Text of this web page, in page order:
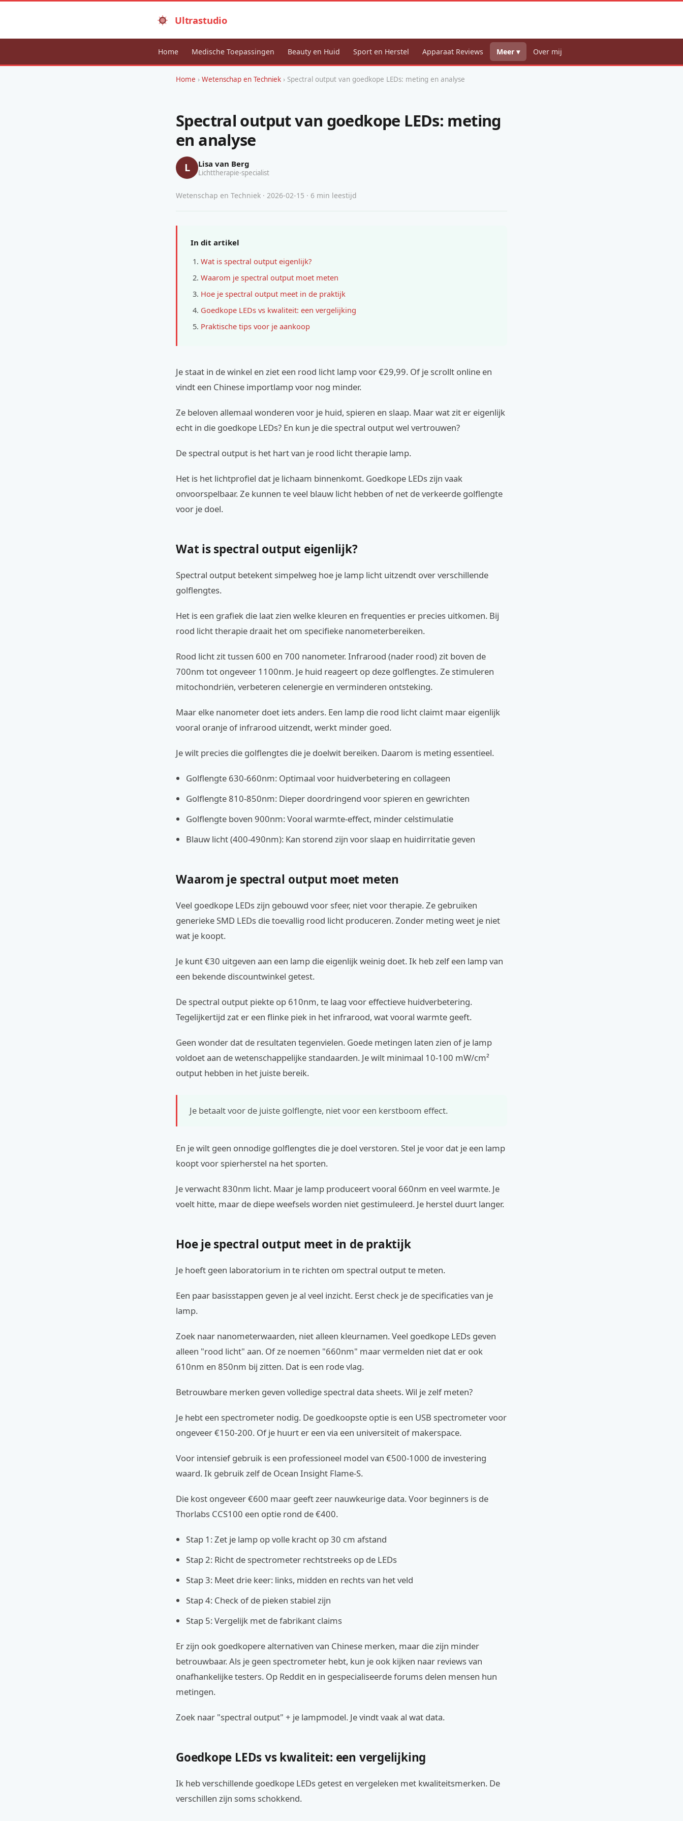
Ultrastudio
Home Medische Toepassingen Beauty en Huid Sport en Herstel Apparaat Reviews Meer ▾ Over mij
Home › Wetenschap en Techniek › Spectral output van goedkope LEDs: meting en analyse
Spectral output van goedkope LEDs: meting
en analyse
L Lisa van Berg
Lichttherapie-specialist
Wetenschap en Techniek · 2026-02-15 · 6 min leestijd
In dit artikel
Wat is spectral output eigenlijk?
Waarom je spectral output moet meten
Hoe je spectral output meet in de praktijk
Goedkope LEDs vs kwaliteit: een vergelijking
Praktische tips voor je aankoop
Je staat in de winkel en ziet een rood licht lamp voor €29,99. Of je scrollt online en
vindt een Chinese importlamp voor nog minder.
Ze beloven allemaal wonderen voor je huid, spieren en slaap. Maar wat zit er eigenlijk
echt in die goedkope LEDs? En kun je die spectral output wel vertrouwen?
De spectral output is het hart van je rood licht therapie lamp.
Het is het lichtprofiel dat je lichaam binnenkomt. Goedkope LEDs zijn vaak
onvoorspelbaar. Ze kunnen te veel blauw licht hebben of net de verkeerde golflengte
voor je doel.
Wat is spectral output eigenlijk?
Spectral output betekent simpelweg hoe je lamp licht uitzendt over verschillende
golflengtes.
Het is een grafiek die laat zien welke kleuren en frequenties er precies uitkomen. Bij
rood licht therapie draait het om specifieke nanometerbereiken.
Rood licht zit tussen 600 en 700 nanometer. Infrarood (nader rood) zit boven de
700nm tot ongeveer 1100nm. Je huid reageert op deze golflengtes. Ze stimuleren
mitochondriën, verbeteren celenergie en verminderen ontsteking.
Maar elke nanometer doet iets anders. Een lamp die rood licht claimt maar eigenlijk
vooral oranje of infrarood uitzendt, werkt minder goed.
Je wilt precies die golflengtes die je doelwit bereiken. Daarom is meting essentieel.
Golflengte 630-660nm: Optimaal voor huidverbetering en collageen
Golflengte 810-850nm: Dieper doordringend voor spieren en gewrichten
Golflengte boven 900nm: Vooral warmte-effect, minder celstimulatie
Blauw licht (400-490nm): Kan storend zijn voor slaap en huidirritatie geven
Waarom je spectral output moet meten
Veel goedkope LEDs zijn gebouwd voor sfeer, niet voor therapie. Ze gebruiken
generieke SMD LEDs die toevallig rood licht produceren. Zonder meting weet je niet
wat je koopt.
Je kunt €30 uitgeven aan een lamp die eigenlijk weinig doet. Ik heb zelf een lamp van
een bekende discountwinkel getest.
De spectral output piekte op 610nm, te laag voor effectieve huidverbetering.
Tegelijkertijd zat er een flinke piek in het infrarood, wat vooral warmte geeft.
Geen wonder dat de resultaten tegenvielen. Goede metingen laten zien of je lamp
voldoet aan de wetenschappelijke standaarden. Je wilt minimaal 10-100 mW/cm²
output hebben in het juiste bereik.
Je betaalt voor de juiste golflengte, niet voor een kerstboom effect.
En je wilt geen onnodige golflengtes die je doel verstoren. Stel je voor dat je een lamp
koopt voor spierherstel na het sporten.
Je verwacht 830nm licht. Maar je lamp produceert vooral 660nm en veel warmte. Je
voelt hitte, maar de diepe weefsels worden niet gestimuleerd. Je herstel duurt langer.
Hoe je spectral output meet in de praktijk
Je hoeft geen laboratorium in te richten om spectral output te meten.
Een paar basisstappen geven je al veel inzicht. Eerst check je de specificaties van je
lamp.
Zoek naar nanometerwaarden, niet alleen kleurnamen. Veel goedkope LEDs geven
alleen "rood licht" aan. Of ze noemen "660nm" maar vermelden niet dat er ook
610nm en 850nm bij zitten. Dat is een rode vlag.
Betrouwbare merken geven volledige spectral data sheets. Wil je zelf meten?
Je hebt een spectrometer nodig. De goedkoopste optie is een USB spectrometer voor
ongeveer €150-200. Of je huurt er een via een universiteit of makerspace.
Voor intensief gebruik is een professioneel model van €500-1000 de investering
waard. Ik gebruik zelf de Ocean Insight Flame-S.
Die kost ongeveer €600 maar geeft zeer nauwkeurige data. Voor beginners is de
Thorlabs CCS100 een optie rond de €400.
Stap 1: Zet je lamp op volle kracht op 30 cm afstand
Stap 2: Richt de spectrometer rechtstreeks op de LEDs
Stap 3: Meet drie keer: links, midden en rechts van het veld
Stap 4: Check of de pieken stabiel zijn
Stap 5: Vergelijk met de fabrikant claims
Er zijn ook goedkopere alternativen van Chinese merken, maar die zijn minder
betrouwbaar. Als je geen spectrometer hebt, kun je ook kijken naar reviews van
onafhankelijke testers. Op Reddit en in gespecialiseerde forums delen mensen hun
metingen.
Zoek naar "spectral output" + je lampmodel. Je vindt vaak al wat data.
Goedkope LEDs vs kwaliteit: een vergelijking
Ik heb verschillende goedkope LEDs getest en vergeleken met kwaliteitsmerken. De
verschillen zijn soms schokkend.